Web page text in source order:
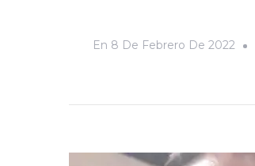
En 8 De Febrero De 2022